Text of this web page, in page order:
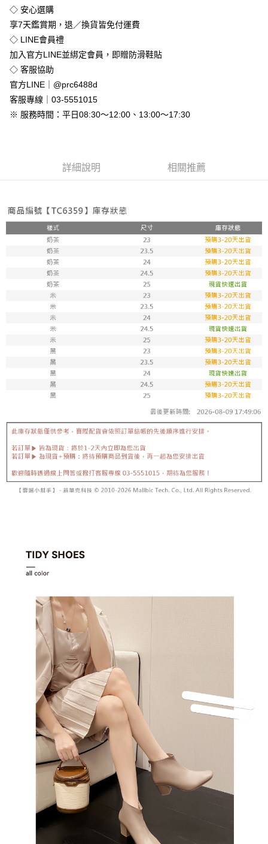
運送方式
全家付款取貨
免運費
付款後全家取貨
免運費
7-11付款取貨
每筆NT$80，滿NT$800(含以上)免運費
離島郵局配送
每筆NT$90，滿NT$999(含以上)免運費
【宇迅國際】限一般住址，不支援智能櫃 查看運費
◇ 安心選購
享7天鑑賞期，退／換貨皆免付運費
◇ LINE會員禮
加入官方LINE並綁定會員，即贈防滑鞋貼
◇ 客服協助
官方LINE｜@prc6488d
客服專線｜03-5551015
※ 服務時間：平日08:30～12:00、13:00～17:30
詳細說明 相關推薦